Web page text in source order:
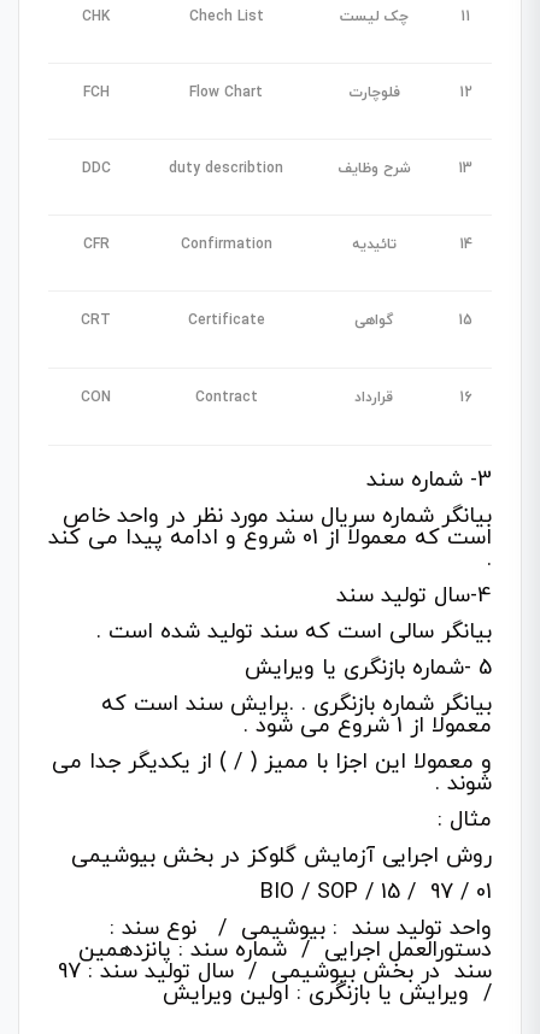
11 چک لیست Chech List
CHK
12 فلوچارت Flow Chart
FCH
13 شرح وظایف duty describtion
DDC
14 تائیدیه Confirmation
CFR
15 گواهی Certificate
CRT
16 قرارداد Contract
CON
3- شماره سند
بیانگر شماره سریال سند مورد نظر در واحد خاص
است که معمولا از 01 شروع و ادامه پیدا می کند
.
4-سال تولید سند
بیانگر سالی است که سند تولید شده است .
5 -شماره بازنگری یا ویرایش
بیانگر شماره بازنگری . .یرایش سند است که
معمولا از 1 شروع می شود .
و معمولا این اجزا با ممیز ( / ) از یکدیگر جدا می
شوند .
مثال :
روش اجرایی آزمایش گلوکز در بخش بیوشیمی
BIO / SOP / 15 / 97 / 01
واحد تولید سند : بیوشیمی / نوع سند :
دستورالعمل اجرایی / شماره سند : پانزدهمین
/ ویرایش یا بازنگری : اولین ویرایش